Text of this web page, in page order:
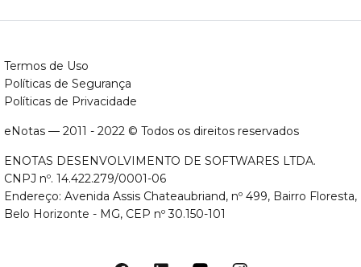
Termos de Uso
Políticas de Segurança
Políticas de Privacidade
eNotas — 2011 - 2022 © Todos os direitos reservados
ENOTAS DESENVOLVIMENTO DE SOFTWARES LTDA.
CNPJ nº. 14.422.279/0001-06
Endereço: Avenida Assis Chateaubriand, nº 499, Bairro Floresta,
Belo Horizonte - MG, CEP nº 30.150-101